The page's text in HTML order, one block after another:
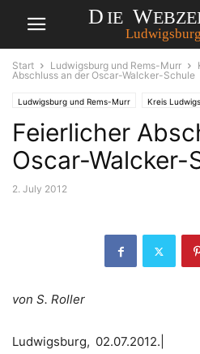
Start Ludwigsburg und Rems-Murr
Abschluss an der Oscar-Walcker-Schule
Ludwigsburg und Rems-Murr Kreis
Feierlicher
Oscar-Walcker-
2. July 2012
von S. Roller
Ludwigsburg, 02.07.2012.|